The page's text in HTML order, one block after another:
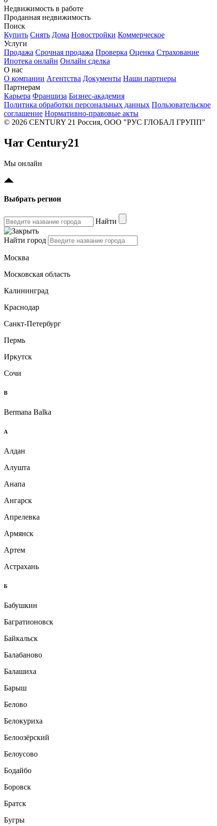
Недвижимость в работе
Проданная недвижимость
Поиск
Купить Снять Дома Новостройки Коммерческое
Услуги
Продажа Срочная продажа Проверка Оценка Страхование
Ипотека онлайн Онлайн сделка
О нас
О компании Агентства Документы Наши партнеры
Партнерам
Карьера Франшиза Бизнес-академия
Политика обработки персональных данных Пользовательское
соглашение Нормативно-правовые акты
© 2026 CENTURY 21 Россия, ООО "РУС ГЛОБАЛ ГРУПП"
Чат Century21
Мы онлайн
Выбрать регион
Найти
Найти город
Москва
Московская область
Калининград
Краснодар
Санкт-Петербург
Пермь
Иркутск
Сочи
B
Bermana Balka
А
Алдан
Алушта
Анапа
Ангарск
Апрелевка
Армянск
Артем
Астрахань
Б
Бабушкин
Багратионовск
Байкальск
Балабаново
Балашиха
Барыш
Белово
Белокуриха
Белоозёрский
Белоусово
Бодайбо
Боровск
Братск
Бугры